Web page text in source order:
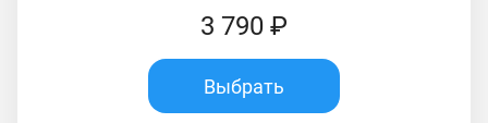
3 790 ₽
Выбрать